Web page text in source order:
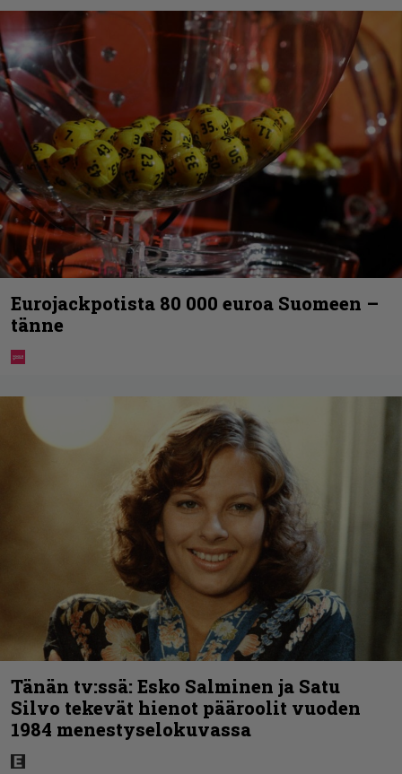
Eurojackpotista 80 000 euroa Suomeen –
tänne
Tänän tv:ssä: Esko Salminen ja Satu
Silvo tekevät hienot pääroolit vuoden
1984 menestyselokuvassa